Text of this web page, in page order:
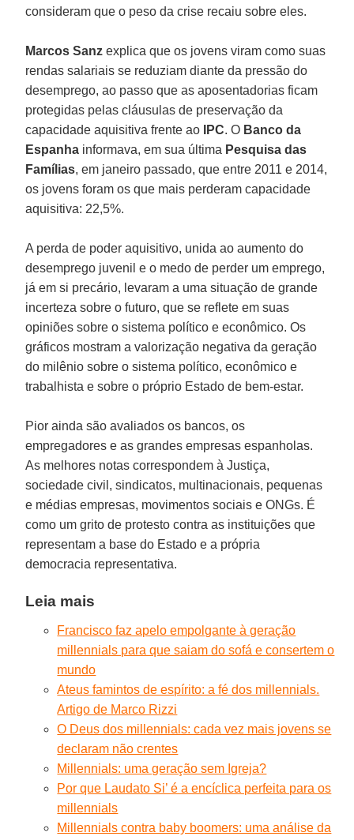
consideram que o peso da crise recaiu sobre eles.
Marcos Sanz explica que os jovens viram como suas
rendas salariais se reduziam diante da pressão do
desemprego, ao passo que as aposentadorias ficam
protegidas pelas cláusulas de preservação da
capacidade aquisitiva frente ao
IPC. O Banco da
Espanha informava, em sua última Pesquisa das
Famílias, em janeiro passado, que entre 2011 e 2014,
os jovens foram os que mais perderam capacidade
aquisitiva: 22,5%.
A perda de poder aquisitivo, unida ao aumento do
desemprego juvenil e o medo de perder um emprego,
já em si precário, levaram a uma situação de grande
incerteza sobre o futuro, que se reflete em suas
opiniões sobre o sistema político e econômico. Os
gráficos mostram a valorização negativa da geração
do milênio sobre o sistema político, econômico e
trabalhista e sobre o próprio Estado de bem-estar.
Pior ainda são avaliados os bancos, os
empregadores e as grandes empresas espanholas.
As melhores notas correspondem à Justiça,
sociedade civil, sindicatos, multinacionais, pequenas
e médias empresas, movimentos sociais e ONGs. É
como um grito de protesto contra as instituições que
representam a base do Estado e a própria
democracia representativa.
Leia mais
Francisco faz apelo empolgante à geração
millennials para que saiam do sofá e consertem o
mundo
Ateus famintos de espírito: a fé dos millennials.
Artigo de Marco Rizzi
O Deus dos millennials: cada vez mais jovens se
declaram não crentes
Millennials: uma geração sem Igreja?
Por que Laudato Si’ é a encíclica perfeita para os
millennials
Millennials contra baby boomers: uma análise da